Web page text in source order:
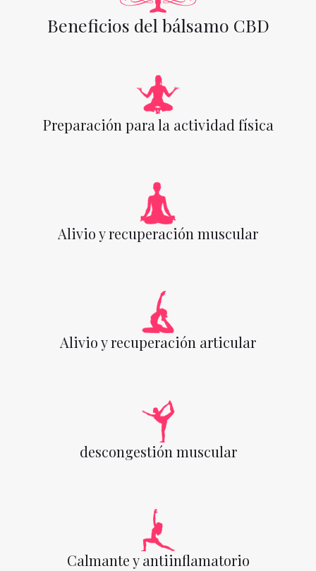
Beneficios del bálsamo CBD
Preparación para la actividad física
Alivio y recuperación muscular
Alivio y recuperación articular
descongestión muscular
Calmante y antiinflamatorio